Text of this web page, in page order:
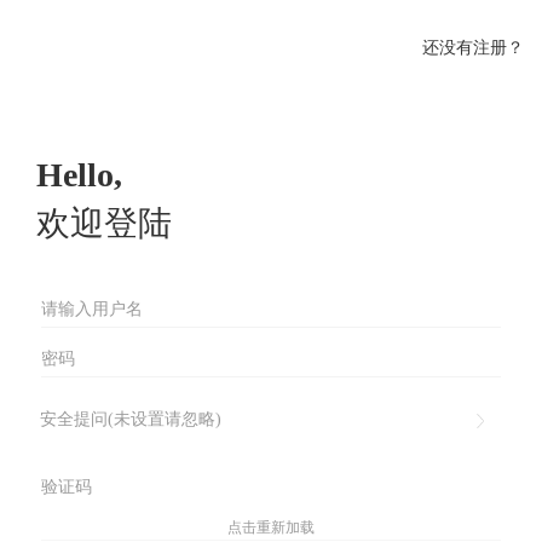
还没有注册？
Hello,
欢迎登陆
安全提问(未设置请忽略)
点击重新加载